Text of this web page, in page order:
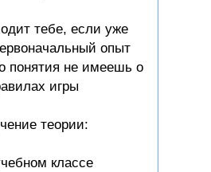
тебе, если уже
опыт
понятия не имеешь о
игры
теории:
классе